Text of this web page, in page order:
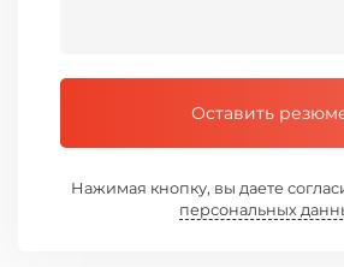
Оставить
Нажимая кнопку, вы даете
персональных